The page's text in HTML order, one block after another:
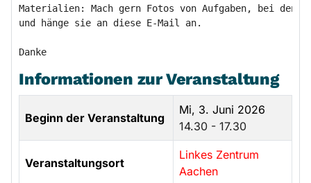
Materialien: Mach gern Fotos von Aufgaben, bei
und hänge sie an diese E-Mail an.
Informationen zur Veranstaltung
Beginn der Veranstaltung
Mi, 3. Juni 2026
14.30 - 17.30
Veranstaltungsort
Linkes Zentrum
Aachen